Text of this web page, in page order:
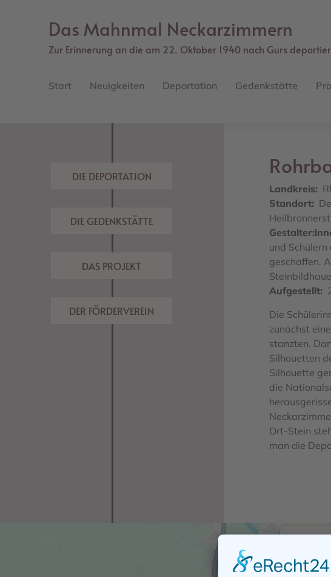
Das Mahnmal Neckarzimmern
Zur Erinnerung an die am 22. Oktober 1940 nach Gurs
navigation
Start Neuigkeiten Deportation Gedenkstätte
DIE DEPORTATION
DIE GEDENKSTÄTTE
DAS PROJEKT
DER FÖRDERVEREIN
Landkreis
Standort
und
geschaffen.
Aufgestellt
Die
zunächst
stanzten.
Silhouetten
Silhouette
die
Ort-Stein
man die